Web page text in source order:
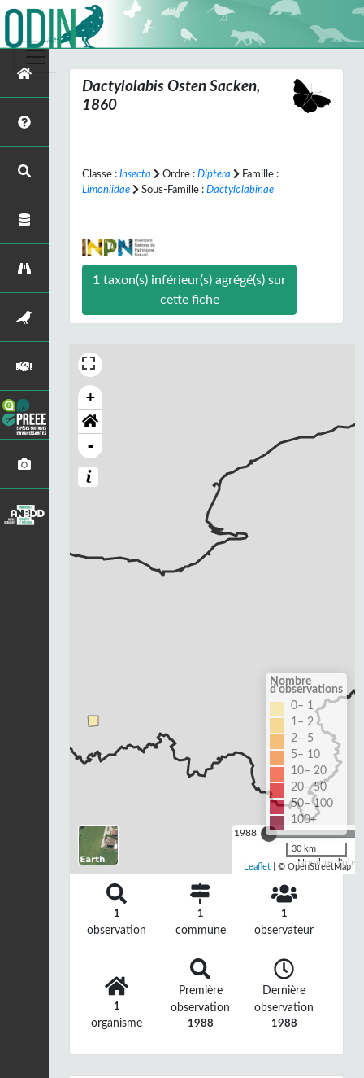
Dactylolabis Osten Sacken,
1860
Classe : Insecta Ordre : Diptera
Famille :
Limoniidae
Sous-Famille : Dactylolabinae
1taxon(s) inférieur(s) agrégé(s) sur
cette fiche
+
-
1988
Nombre
Nombre
d'observations
0– 1
1– 2
2– 5
5– 10
10– 20
20– 50
50– 100
100+
30 km
Leaflet | © OpenStreetMap
1
observation
1
commune
1
observateur
1
organisme
Première
observation
1988
Dernière
observation
1988